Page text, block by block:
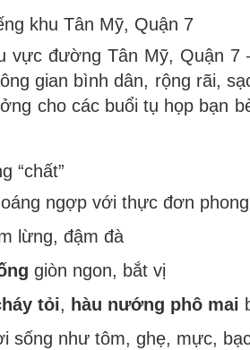
khu Tân Mỹ, Quận 7
vực đường Tân Mỹ, Quận
gian bình dân, rộng rãi,
cho các buổi tụ họp bạn
“chất”
ngợp với thực đơn
lừng, đậm đà
giòn ngon, bắt vị
tỏi, hàu nướng phô mai
sống như tôm, ghẹ, mực,